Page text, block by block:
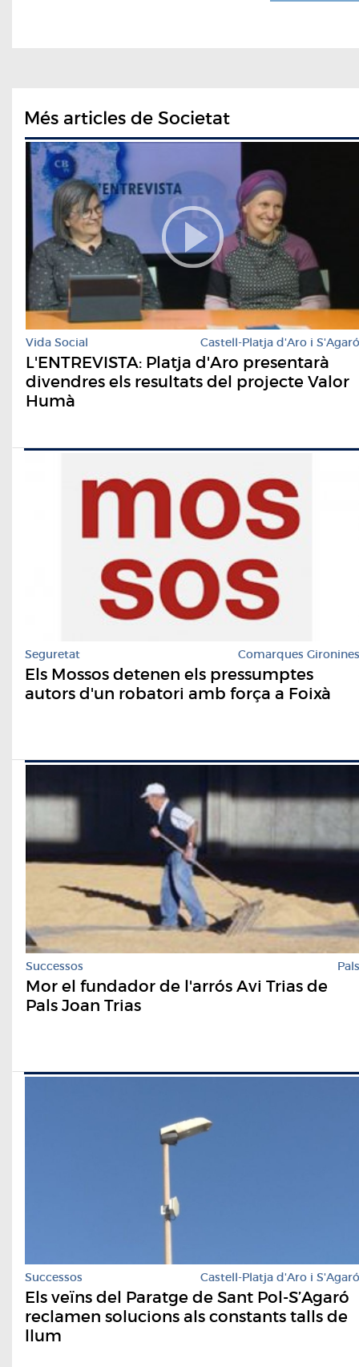
Més articles de Societat
Vida Social Castell-Platja d'Aro i S'Agaró
L'ENTREVISTA: Platja d'Aro presentarà
divendres els resultats del projecte Valor
Humà
Seguretat Comarques Gironines
Els Mossos detenen els pressumptes
autors d'un robatori amb força a Foixà
Successos Pals
Mor el fundador de l'arrós Avi Trias de
Pals Joan Trias
Successos Castell-Platja d'Aro i S'Agaró
Els veïns del Paratge de Sant Pol-S’Agaró
reclamen solucions als constants talls de
llum